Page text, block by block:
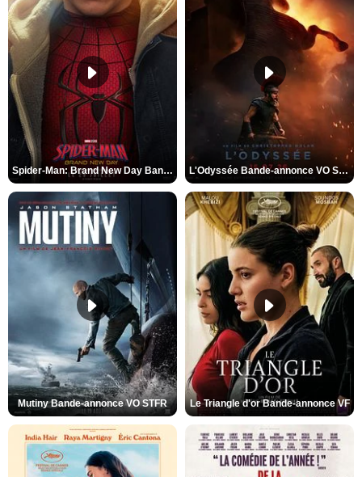
Spider-Man: Brand New Day Bande-annonce VO STFR L'Odyssée Bande-annonce VO STFR
Mutiny Bande-annonce VO STFR Le Triangle d'or Bande-annonce VF